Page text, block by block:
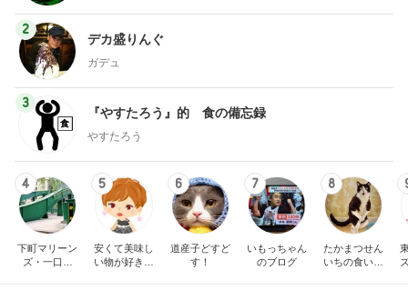
2
デカ盛りんぐ
ガデュ
3
『やすたろう』的 食の備忘録
やすたろう
4
下町マリーン
ズ・一口馬
5
安くて美味し
い物が好き☆
6
道産子どすど
す！
7
いもっちゃん
のブログ
8
たかまつせん
いちの食い散